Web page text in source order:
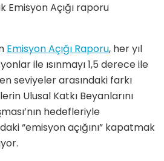
Emisyon Açığı raporu
Emisyon Açığı Raporu, her yıl
ile ısınmayı 1,5 derece ile
seviyeler arasındaki farkı
Ulusal Katkı Beyanlarını
hedefleriyle
“emisyon açığını” kapatmak